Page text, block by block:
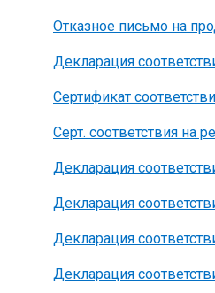
Отказное письмо на
Декларация
Сертификат
Серт. соответствия на
Декларация
Декларация
Декларация
Декларация